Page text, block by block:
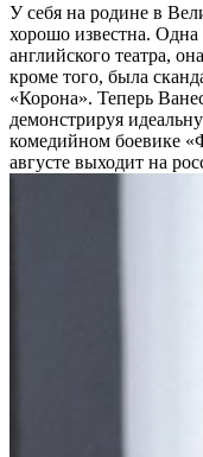
У себя на родине в
хорошо известна. Одна
английского театра,
кроме того, была
«Корона». Теперь
демонстрируя
комедийном боевике
августе выходит на